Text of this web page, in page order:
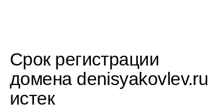
Срок регистрации
домена denisyakovlev.ru
истек